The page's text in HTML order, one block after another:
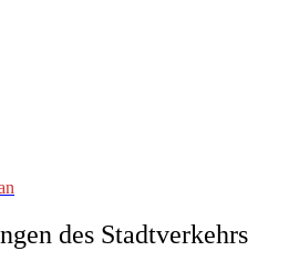
des Stadtverkehrs